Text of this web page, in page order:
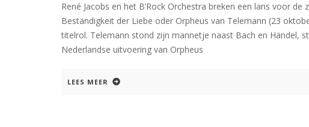
René Jacobs en het B’Rock Orchestra breken een lans voor
Beständigkeit der Liebe oder Orpheus van Telemann (23
titelrol. Telemann stond zijn mannetje naast Bach en Händel,
Nederlandse uitvoering van Orpheus
LEES MEER